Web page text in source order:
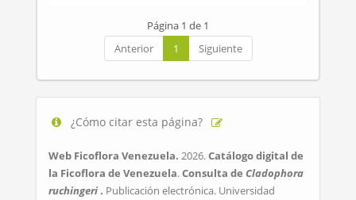
Página 1 de 1
Anterior
1 Siguiente
¿Cómo citar esta página?
Web Ficoflora Venezuela. 2026.Catálogo digital de
la Ficoflora de Venezuela.Consulta de Cladophora
ruchingeri . Publicación electrónica. Universidad